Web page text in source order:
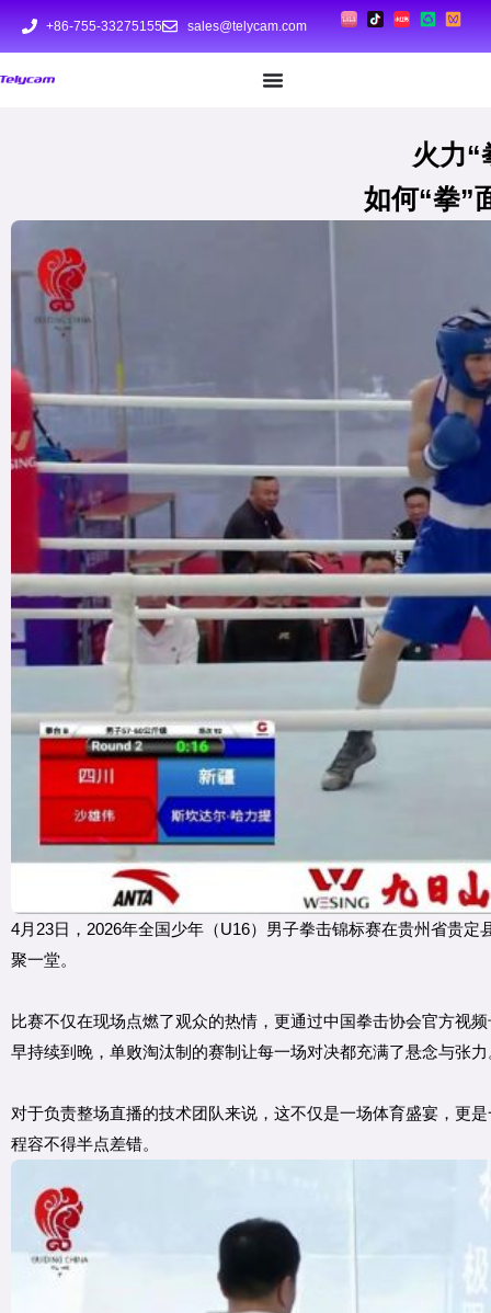
+86-755-33275155 sales@telycam.com
火力“
如何“拳”
4月23日，2026年全国少年（U16）男子拳击锦标赛在贵州省贵
聚一堂。
比赛不仅在现场点燃了观众的热情，更通过中国拳击协会官方视
早持续到晚，单败淘汰制的赛制让每一场对决都充满了悬念与张力
对于负责整场直播的技术团队来说，这不仅是一场体育盛宴，更
程容不得半点差错。